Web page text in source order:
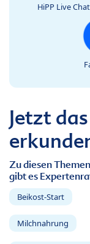
HiPP Live Chat
Jetzt
Zu diesen
gibt es
Beikost-Start
Milchnahrung